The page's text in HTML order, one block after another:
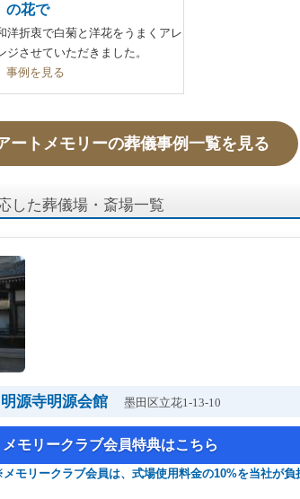
の花で
洋折衷で白菊と洋花をうまくアレ
ジさせていただきました。
事例を見る
ートメモリーの葬儀事例一覧を見る
した葬儀場・斎場一覧
明源寺明源会館 墨田区立花1-13-10
メモリークラブ会員特典はこちら
モリークラブ会員は、式場使用料金の10%を当社が負